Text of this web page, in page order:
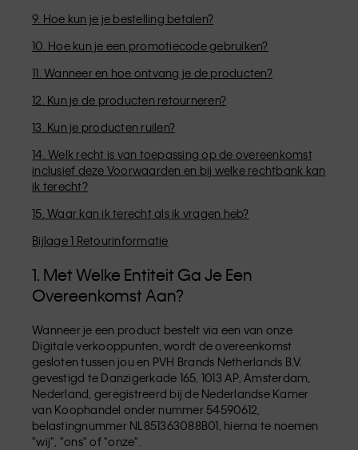
9. Hoe kun je je bestelling betalen?
10. Hoe kun je een promotiecode gebruiken?
11. Wanneer en hoe ontvang je de producten?
12. Kun je de producten retourneren?
13. Kun je producten ruilen?
14. Welk recht is van toepassing op de overeenkomst
inclusief deze Voorwaarden en bij welke rechtbank kan
ik terecht?
15. Waar kan ik terecht als ik vragen heb?
Bijlage 1 Retourinformatie
1. Met Welke Entiteit Ga Je Een
Overeenkomst Aan?
Wanneer je een product bestelt via een van onze
Digitale verkooppunten, wordt de overeenkomst
gesloten tussen jou en PVH Brands Netherlands B.V.
gevestigd te Danzigerkade 165, 1013 AP, Amsterdam,
Nederland, geregistreerd bij de Nederlandse Kamer
van Koophandel onder nummer 54590612,
belastingnummer NL851363088B01, hierna te noemen
"wij", "ons" of "onze".